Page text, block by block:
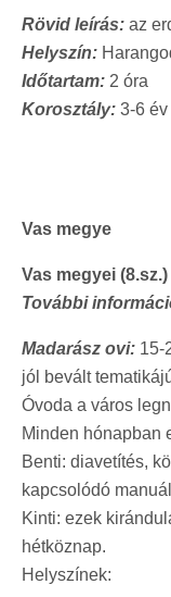
Rövid leírás: az
Helyszín:
Időtartam: 2 óra
Korosztály: 3-6 év
Vas megye
Vas megyei
További
Madarász ovi: 15-
jól bevált
Óvoda a város
Minden hónapban
Benti: diavetítés,
kapcsolódó
Kinti: ezek